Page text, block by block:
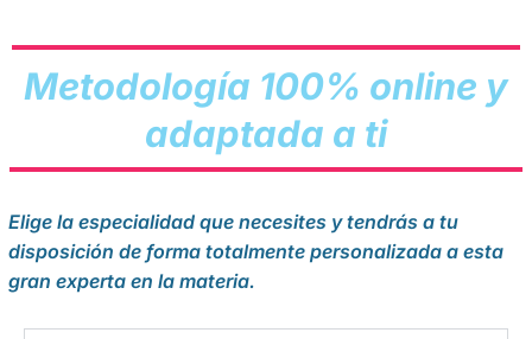
Metodología 100% online y
adaptada a ti
Elige la especialidad que necesites y tendrás a tu
disposición de forma totalmente personalizada a esta
gran experta en la materia.